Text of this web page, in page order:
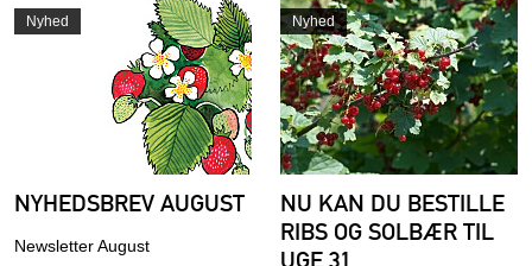
Nyhed
NYHEDSBREV AUGUST
Newsletter August
Nyhed
NU KAN DU BESTILLE
RIBS OG SOLBÆR TIL
UGE 31